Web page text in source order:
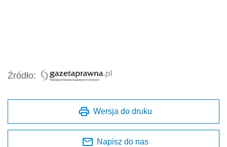
Źródło:
Wersja do druku
Napisz do nas